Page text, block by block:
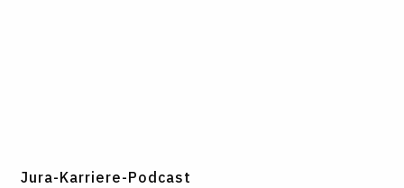
Jura-Karriere-Podcast